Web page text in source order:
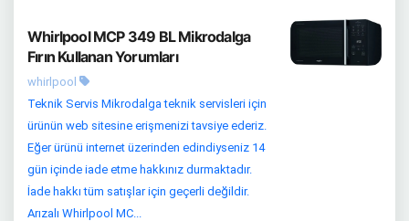
Whirlpool MCP 349 BL Mikrodalga
Fırın Kullanan Yorumları
whirlpool
Teknik Servis Mikrodalga teknik servisleri için
ürünün web sitesine erişmenizi tavsiye ederiz.
Eğer ürünü internet üzerinden edindiyseniz 14
gün içinde iade etme hakkınız durmaktadır.
İade hakkı tüm satışlar için geçerli değildir.
Arızalı Whirlpool MC...